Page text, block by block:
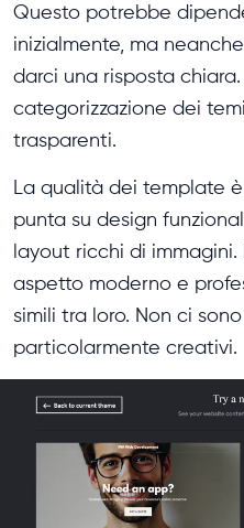
Questo potrebbe
inizialmente, ma
darci una risposta
categorizzazione dei
trasparenti.
La qualità dei template
punta su design
layout ricchi di
aspetto moderno e
simili tra loro. Non ci
particolarmente creativi.